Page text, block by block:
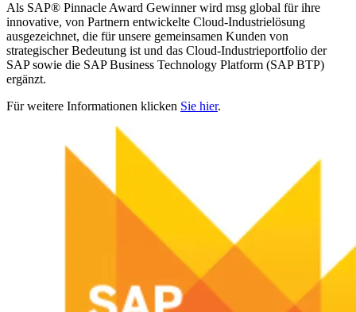
Als SAP® Pinnacle Award Gewinner wird msg global für ihre
innovative, von Partnern entwickelte Cloud-​Industrielösung
ausgezeichnet, die für unsere gemeinsamen Kunden von
strategischer Bedeutung ist und das Cloud-​Industrieportfolio der
SAP sowie die SAP Business Technology Platform (SAP BTP)
ergänzt.
Für weitere Informationen klicken Sie hier.